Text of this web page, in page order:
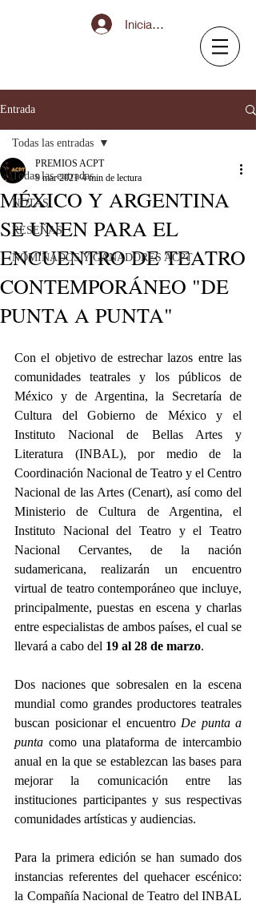
Iniciar sesión
Entrada
Todas las entradas
NOTAS
RESEÑAS
NOMINADOS Y GANADORES ACPT
Todas las entradas
MÉXICO Y ARGENTINA
SE UNEN PARA EL
ENCUENTRO DE TEATRO
CONTEMPORÁNEO "DE
PUNTA A PUNTA"
PREMIOS ACPT
9 mar 2021 4 min de lectura
Con el objetivo de estrechar lazos entre las
comunidades teatrales y los públicos de
México y de Argentina, la Secretaría de
Cultura del Gobierno de México y el
Instituto Nacional de Bellas Artes y
Literatura (INBAL), por medio de la
Coordinación Nacional de Teatro y el Centro
Nacional de las Artes (Cenart), así como del
Ministerio de Cultura de Argentina, el
Instituto Nacional del Teatro y el Teatro
Nacional Cervantes, de la nación
sudamericana, realizarán un encuentro
virtual de teatro contemporáneo que incluye,
principalmente, puestas en escena y charlas
entre especialistas de ambos países, el cual se
llevará a cabo del 19 al 28 de marzo.
Dos naciones que sobresalen en la escena
mundial como grandes productores teatrales
buscan posicionar el encuentro De punta a
punta como una plataforma de intercambio
anual en la que se establezcan las bases para
mejorar la comunicación entre las
instituciones participantes y sus respectivas
comunidades artísticas y audiencias.
Para la primera edición se han sumado dos
instancias referentes del quehacer escénico:
la Compañía Nacional de Teatro del INBAL